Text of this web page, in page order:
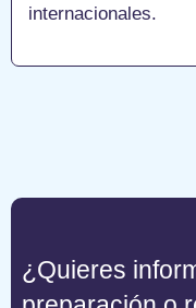
internacionales.
¿Quieres